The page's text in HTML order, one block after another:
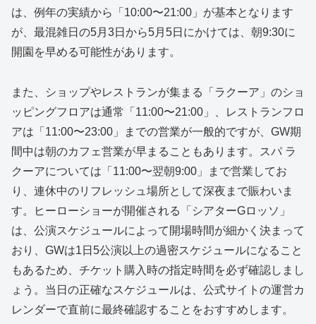
は、例年の実績から「10:00〜21:00」が基本となります
が、最混雑日の5月3日から5月5日にかけては、朝9:30に
開園を早める可能性があります。
また、ショップやレストランが集まる「ラクーア」のショ
ッピングフロアは通常「11:00〜21:00」、レストランフロ
アは「11:00〜23:00」までの営業が一般的ですが、GW期
間中は朝のカフェ営業が早まることもあります。スパ ラ
クーアについては「11:00〜翌朝9:00」まで営業してお
り、連休中のリフレッシュ場所として深夜まで賑わいま
す。ヒーローショーが開催される「シアターGロッソ」
は、公演スケジュールによって開場時間が細かく決まって
おり、GWは1日5公演以上の過密スケジュールになること
もあるため、チケット購入時の指定時間を必ず確認しまし
ょう。当日の正確なスケジュールは、公式サイトの運営カ
レンダーで直前に最終確認することをおすすめします。